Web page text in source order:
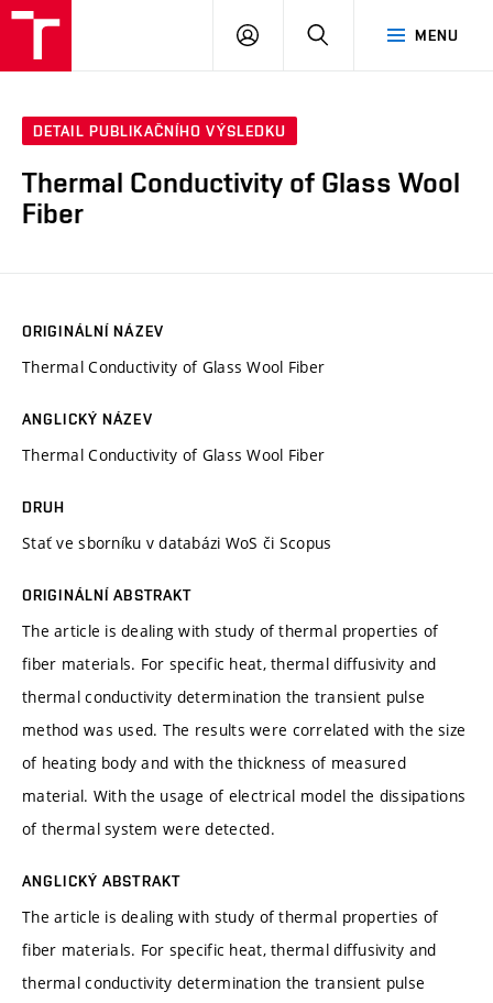
MENU
PŘIHLÁSIT
DETAIL PUBLIKAČNÍHO VÝSLEDKU
Thermal Conductivity of Glass Wool
Fiber
ORIGINÁLNÍ NÁZEV
Thermal Conductivity of Glass Wool Fiber
ANGLICKÝ NÁZEV
Thermal Conductivity of Glass Wool Fiber
DRUH
Stať ve sborníku v databázi WoS či Scopus
ORIGINÁLNÍ ABSTRAKT
The article is dealing with study of thermal properties of
fiber materials. For specific heat, thermal diffusivity and
thermal conductivity determination the transient pulse
method was used. The results were correlated with the size
of heating body and with the thickness of measured
material. With the usage of electrical model the dissipations
of thermal system were detected.
ANGLICKÝ ABSTRAKT
The article is dealing with study of thermal properties of
fiber materials. For specific heat, thermal diffusivity and
thermal conductivity determination the transient pulse